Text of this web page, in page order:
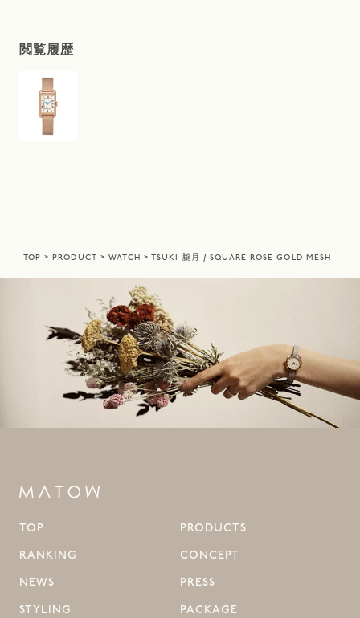
閲覧履歴
TOP PRODUCT WATCH TSUKI 朧月 / SQUARE ROSE GOLD MESH
TOP
PRODUCTS
RANKING
CONCEPT
NEWS
PRESS
STYLING
PACKAGE